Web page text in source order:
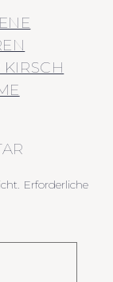
Erforderliche